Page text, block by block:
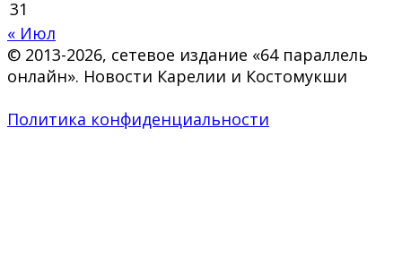
31
« Июл
© 2013-2026, сетевое издание «64 параллель
онлайн». Новости Карелии и Костомукши
Политика конфиденциальности